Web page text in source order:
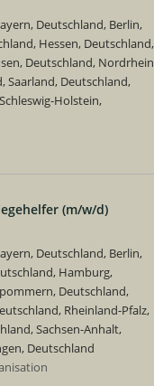
Deutschland, Berlin,
Hessen, Deutschland,
Deutschland,
Saarland, Deutschland,
Holstein,
(m/w/d)
Deutschland, Berlin,
Hamburg,
Deutschland,
Rheinland-Pfalz,
Sachsen-Anhalt,
Deutschland